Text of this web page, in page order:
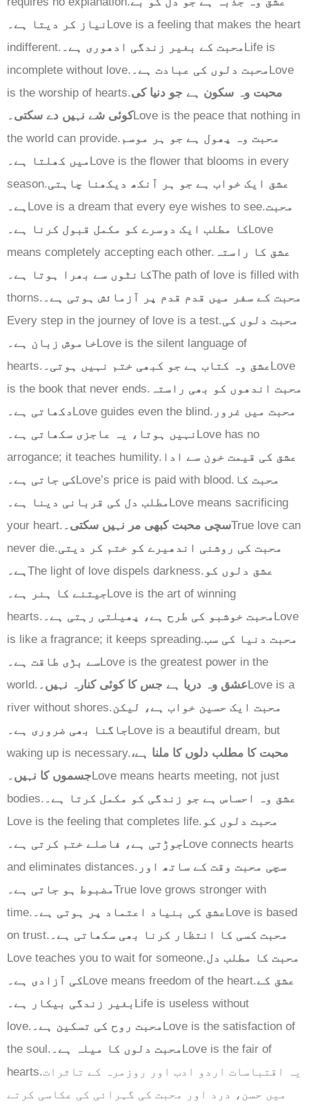
نیاز کر دیتا ہے۔ Love is a feeling that makes the heart
indifferent. محبت کے بغیر زندگی ادھوری ہے۔Life is
incomplete without love. محبت دلوں کی عبادت ہے۔Love
is the worship of hearts.محبت وہ سکون ہے جو دنیا کی
کوئی شے نہیں دے سکتی۔Love is the peace that nothing in
the world can provide. محبت وہ پھول ہے جو ہر موسم
میں کھلتا ہے۔Love is the flower that blooms in every
season.عشق ایک خواب ہے جو ہر آنکھ دیکھنا چاہتی
ہے۔ Love is a dream that every eye wishes to see.محبت
کا مطلب ایک دوسرے کو مکمل قبول کرنا ہے۔Love
means completely accepting each other. عشق کا راستہ
کانٹوں سے بھرا ہوتا ہے۔The path of love is filled with
thorns. محبت کے سفر میں قدم قدم پر آزمائش ہوتی ہے۔
Every step in the journey of love is a test.محبت دلوں کی
خاموش زبان ہے۔Love is the silent language of
hearts. عشق وہ کتاب ہے جو کبھی ختم نہیں ہوتی۔Love
is the book that never ends. محبت اندھوں کو بھی راستہ
دکھاتی ہے۔Love guides even the blind. محبت میں غرور
نہیں ہوتا، یہ عاجزی سکھاتی ہے۔ Love has no
arrogance; it teaches humility. عشق کی قیمت خون سے ادا
کی جاتی ہے۔Love’s price is paid with blood. محبت کا
مطلب دل کی قربانی دینا ہے۔Love means sacrificing
your heart. سچی محبت کبھی مر نہیں سکتی۔True love can
never die.محبت کی روشنی اندھیرے کو ختم کر دیتی
ہے۔The light of love dispels darkness. عشق دلوں کو
جیتنے کا ہنر ہے۔Love is the art of winning
hearts. محبت خوشبو کی طرح ہے، پھیلتی رہتی ہے۔Love
is like a fragrance; it keeps spreading.محبت دنیا کی سب
سے بڑی طاقت ہے۔Love is the greatest power in the
world. عشق وہ دریا ہے جس کا کوئی کنارہ نہیں۔Love is a
river without shores.محبت ایک حسین خواب ہے، لیکن
جاگنا بھی ضروری ہے۔Love is a beautiful dream, but
waking up is necessary.محبت کا مطلب دلوں کا ملنا ہے،
جسموں کا نہیں۔Love means hearts meeting, not just
bodies. عشق وہ احساس ہے جو زندگی کو مکمل کرتا ہے۔
Love is the feeling that completes life. محبت دلوں کو
جوڑتی ہے، فاصلے ختم کرتی ہے۔Love connects hearts
and eliminates distances. سچی محبت وقت کے ساتھ اور
مضبوط ہو جاتی ہے۔True love grows stronger with
time. عشق کی بنیاد اعتماد پر ہوتی ہے۔Love is based
on trust. محبت کسی کا انتظار کرنا بھی سکھاتی ہے۔
Love teaches you to wait for someone.محبت کا مطلب دل
کی آزادی ہے۔Love means freedom of the heart.عشق کے
بغیر زندگی بیکار ہے۔ Life is useless without
love. محبت روح کی تسکین ہے۔Love is the satisfaction of
the soul. محبت دلوں کا میلہ ہے۔Love is the fair of
hearts.یہ اقتباسات اردو ادب اور روزمرہ کے تاثرات
میں حسن، درد اور محبت کی گہرائی کی عکاسی کرتے